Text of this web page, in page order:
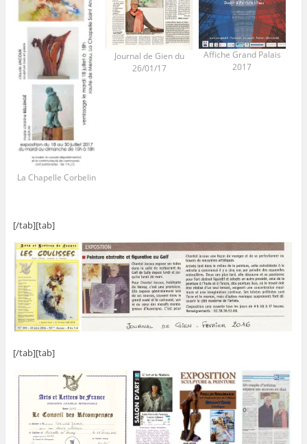
La Chapelle Corbelin
Journal de Gien du
26/01/17
Affiche Grand Palais
2017
[/tab][tab]
[/tab][tab]